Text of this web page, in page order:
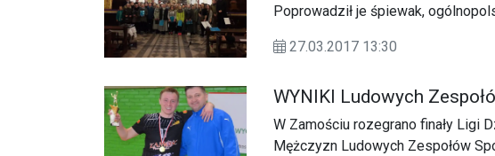
Poprowadził je śpiewak,
27.03.2017 13:30
WYNIKI Ludowych
W Zamościu rozegrano finały Ligi
Mężczyzn Ludowych Zespołów